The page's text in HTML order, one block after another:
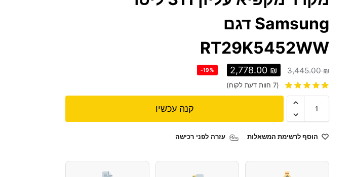
Samsung דגם
RT29K5452WW
3,445.00₪
2,778.00 ₪
-19%
(
7 חוות דעת לקוח)
קנה עכשיו
הוסף לרשימת המשאלות עזרה לפני רכישה